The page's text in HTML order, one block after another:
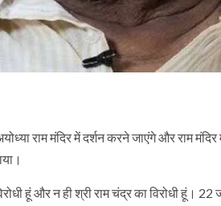
राम मंदिर में दर्शन करने जाएंगे और राम
हूं और न ही श्री राम चंद्र का विरोधी हूं। 22